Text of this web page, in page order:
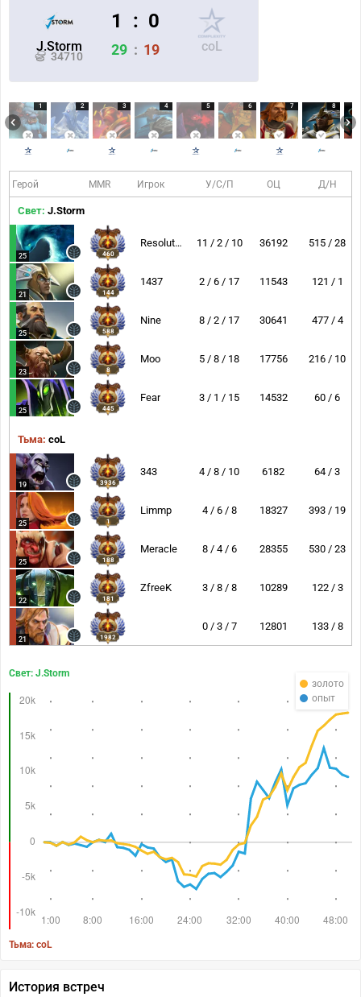
J.Storm
34710
coL
1 : 0
29 : 19
1 2 3 4 5 6 7 8
Герой MMR Игрок У/С/П ОЦ Д/Н
Свет: J.Storm
25 460
Resolut1on 11 / 2 / 10 36192 515 / 28
21 144
1437 2 / 6 / 17 11543 121 / 1
25 588
Nine 8 / 2 / 17 30641 477 / 4
23 8
Moo 5 / 8 / 18 17756 216 / 10
25 445
Fear 3 / 1 / 15 14532 60 / 6
Тьма: coL
19 3936
343 4 / 8 / 10 6182 64 / 3
25 1
Limmp 4 / 6 / 8 18327 393 / 19
25 188
Meracle 8 / 4 / 6 28355 530 / 23
22 181
ZfreeK 3 / 8 / 8 10289 122 / 3
21 1982
0 / 3 / 7 12801 133 / 8
золото
опыт
Свет: J.Storm
Тьма: coL
История встреч